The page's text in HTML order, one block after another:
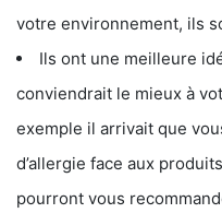
votre environnement, ils
Ils ont une meilleure
conviendrait le mieux à
exemple il arrivait que
d’allergie face aux
pourront vous